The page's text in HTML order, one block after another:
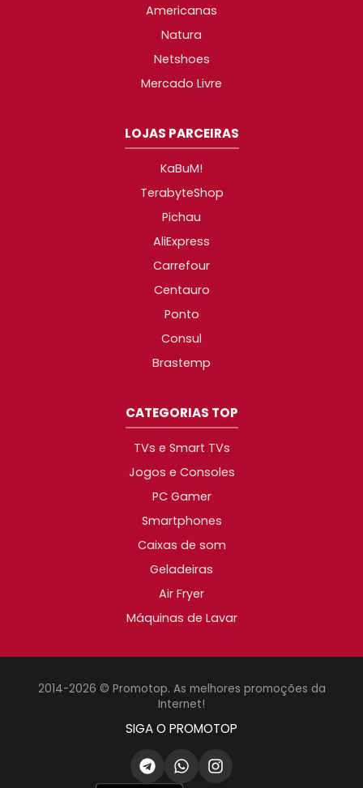
Americanas
Natura
Netshoes
Mercado Livre
LOJAS PARCEIRAS
KaBuM!
TerabyteShop
Pichau
AliExpress
Carrefour
Centauro
Ponto
Consul
Brastemp
CATEGORIAS TOP
TVs e Smart TVs
Jogos e Consoles
PC Gamer
Smartphones
Caixas de som
Geladeiras
Air Fryer
Máquinas de Lavar
2014-2026 © Promotop. As melhores promoções da
Internet!
SIGA O PROMOTOP